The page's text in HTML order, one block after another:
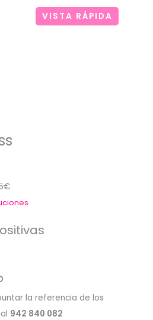
VISTA RÁPIDA
la referencia de los
942 840 082